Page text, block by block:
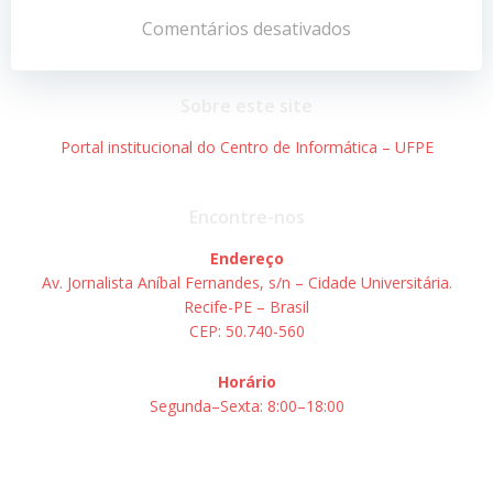
Post
de
Post
Comentários desativados
Portal institucional do Centro de Informática – UFPE
Endereço
Av. Jornalista Aníbal Fernandes, s/n – Cidade Universitária.
Recife-PE – Brasil
CEP: 50.740-560
Horário
Segunda–Sexta: 8:00–18:00